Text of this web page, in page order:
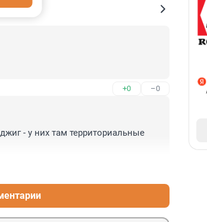
+0 –0
- у них там территориальные